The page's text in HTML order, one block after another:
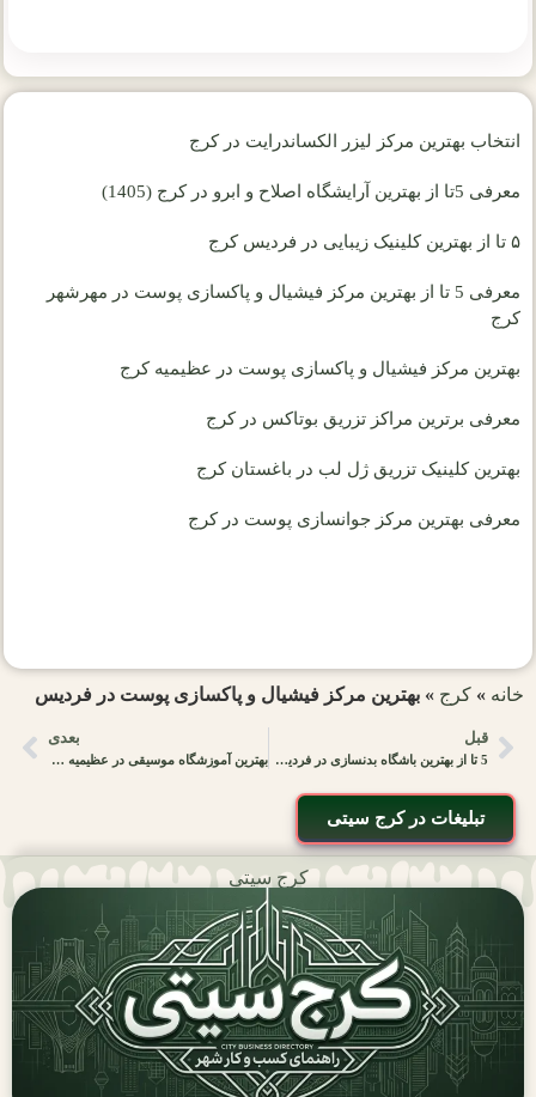
انتخاب بهترین مرکز لیزر الکساندرایت در کرج
معرفی 5تا از بهترین آرایشگاه اصلاح و ابرو در کرج (1405)
۵ تا از بهترین کلینیک زیبایی در فردیس کرج
معرفی 5 تا از بهترین مرکز فیشیال و پاکسازی پوست در مهرشهر
کرج
بهترین مرکز فیشیال و پاکسازی پوست در عظیمیه کرج
معرفی برترین مراکز تزریق بوتاکس در کرج
بهترین کلینیک تزریق ژل لب در باغستان کرج
معرفی بهترین مرکز جوانسازی پوست در کرج
خانه » کرج » بهترین مرکز فیشیال و پاکسازی پوست در فردیس
قبل
5 تا از بهترین باشگاه بدنسازی در فردیس کرج
بعدی
بهترین آموزشگاه موسیقی در عظیمیه کجاست؟
تبلیغات در کرج سیتی
کرج سیتی